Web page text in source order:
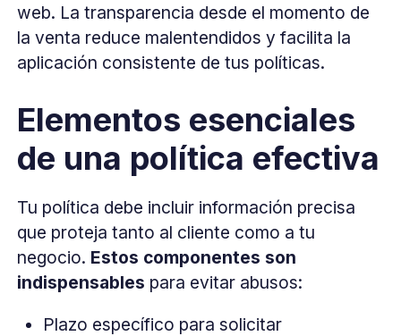
web. La transparencia desde el momento de
la venta reduce malentendidos y facilita la
aplicación consistente de tus políticas.
Elementos esenciales
de una política efectiva
Tu política debe incluir información precisa
que proteja tanto al cliente como a tu
negocio. Estos componentes son
indispensables para evitar abusos:
Plazo específico para solicitar